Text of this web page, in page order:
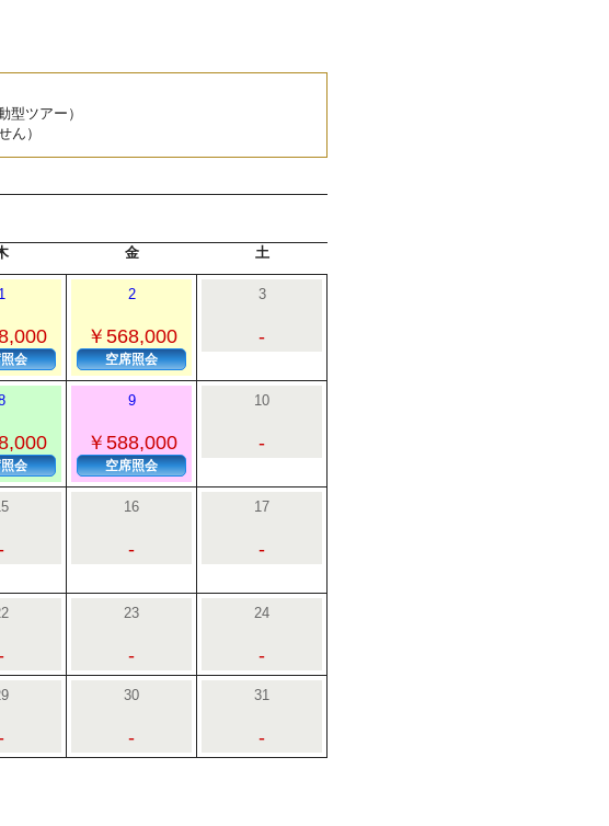
型ツアー）
ん）
金 土
1
会
2
￥568,000
空席照会
3
-
会
9
￥588,000
空席照会
10
-
16
-
17
-
23
-
24
-
30
-
31
-